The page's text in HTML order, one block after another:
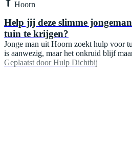
Hoorn
Help jij deze slimme
tuin te krijgen?
Jonge man uit Hoorn zoekt hulp voor
is aanwezig, maar het onkruid blijf
Geplaatst door Hulp Dichtbij